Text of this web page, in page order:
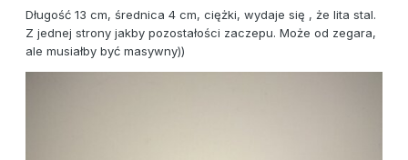
Długość 13 cm, średnica 4 cm, ciężki, wydaje się , że lita stal.
Z jednej strony jakby pozostałości zaczepu. Może od zegara,
ale musiałby być masywny))